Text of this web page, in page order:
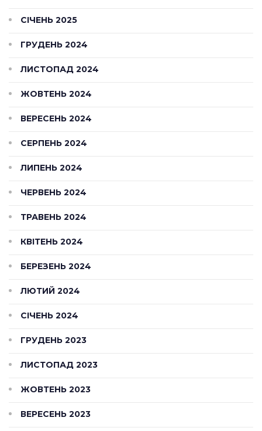
СІЧЕНЬ 2025
ГРУДЕНЬ 2024
ЛИСТОПАД 2024
ЖОВТЕНЬ 2024
ВЕРЕСЕНЬ 2024
СЕРПЕНЬ 2024
ЛИПЕНЬ 2024
ЧЕРВЕНЬ 2024
ТРАВЕНЬ 2024
КВІТЕНЬ 2024
БЕРЕЗЕНЬ 2024
ЛЮТИЙ 2024
СІЧЕНЬ 2024
ГРУДЕНЬ 2023
ЛИСТОПАД 2023
ЖОВТЕНЬ 2023
ВЕРЕСЕНЬ 2023